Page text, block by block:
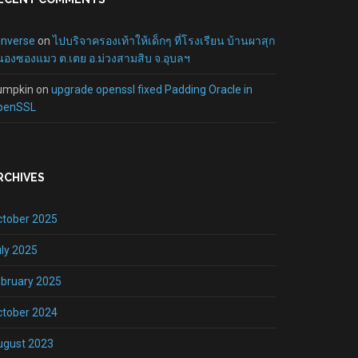
onไปบริจาครองเท้าให้เด็กๆ ที่โรงเรียน บ้านผาสุก
งซองแมว ต.เตย อ.ม่วงสามสิบ จ.อุบลฯ
on upgrade openssl fixed Padding Oracle in
2025
2025
2025
2024
2023